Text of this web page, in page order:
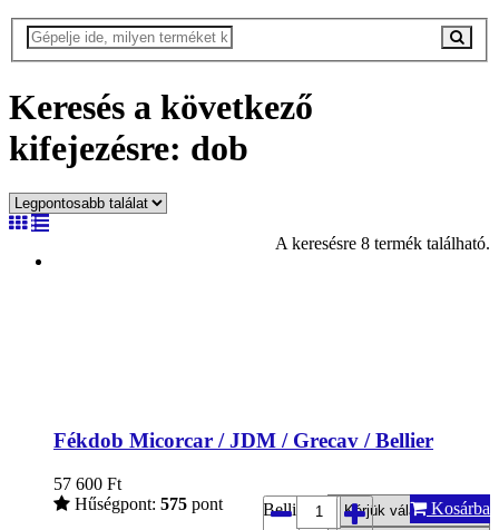
Keresés a következő
kifejezésre: dob
A keresésre 8 termék található.
Fékdob Micorcar / JDM / Grecav / Bellier
57 600 Ft
Hűségpont: 575 pont
Bellier*:
Kosárba